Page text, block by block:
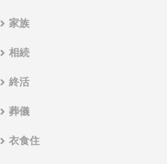
家族
相続
終活
葬儀
衣食住